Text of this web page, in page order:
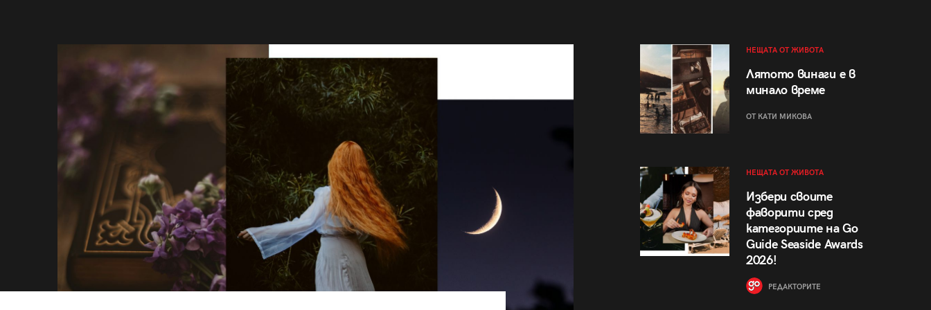
НЕЩАТА ОТ ЖИВОТА
Лятото винаги е в
минало време
ОТ КАТИ МИКОВА
НЕЩАТА ОТ ЖИВОТА
Избери своите
фаворити сред
категориите на Go
Guide Seaside Awards
2026!
РЕДАКТОРИТЕ